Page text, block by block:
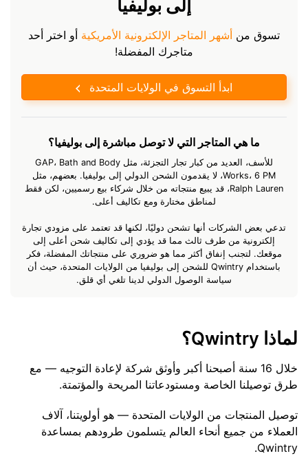
إلى بوليفيا
تسوق من أشهر المتاجر الإلكترونية الأمريكية أو اختر أحد
متاجرك المفضلة!
ابدأ التسوق في الولايات المتحدة
ما هي المتاجر التي لا توصل مباشرة إلى بوليفيا؟
للأسف، العديد من كبار تجار التجزئة، مثل GAP، Bath and Body
Works، 6 PM، لا يقدمون الشحن الدولي إلى بوليفيا. بعضهم، مثل
Ralph Lauren، قد يبيع منتجاته من خلال شركاء بيع رسميين، لكن فقط
لمناطق مختارة ومع تكاليف أعلى.
تدعي بعض الشركات أنها تشحن دوليًا، لكنها قد تعتمد على مزودي تجارة
إلكترونية من طرف ثالث مما قد يؤدي إلى تكاليف شحن أعلى إلى
موقعك. لتجنب إنفاق أكثر مما هو ضروري على منتجاتك المفضلة، فكر
باستخدام Qwintry للشحن إلى بوليفيا من الولايات المتحدة، حيث أن
سياسة الوصول الدولي لدينا تلغي أي قلق.
لماذا Qwintry؟
خلال 16 سنة أصبحنا أكبر وأوثق شركة لإعادة التوجيه — مع
طرق توصيلنا الخاصة ومستودعاتنا المريحة والمؤتمتة.
توصيل المنتجات من الولايات المتحدة — هو أولويتنا، آلاف
العملاء من جميع أنحاء العالم يتسلمون طرودهم بمساعدة
Qwintry.